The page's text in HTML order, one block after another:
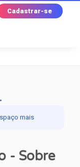
Cadastrar-se
mais
- Sobre